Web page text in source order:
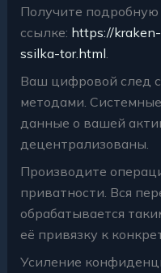
Получите
ссылке: https://
ssilka-tor.html
Ваш цифровой след
методами.
данные о вашей
децентрализованы.
Производите
приватности. Вся
обрабатывается
её привязку к
Усиление